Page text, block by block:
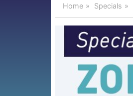
Home Specials